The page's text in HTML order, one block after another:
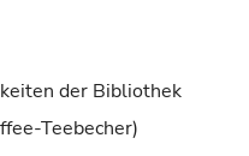
der Bibliothek
Teebecher)